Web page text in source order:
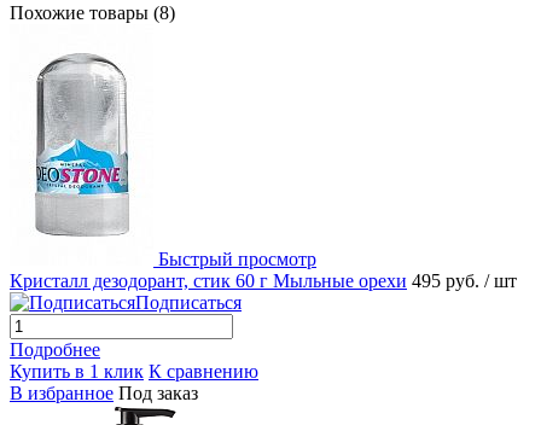
Похожие товары (8)
Быстрый просмотр
Кристалл дезодорант, стик 60 г Мыльные орехи 495 руб. / шт
Подписаться
Подробнее
Купить в 1 клик К сравнению
В избранное Под заказ